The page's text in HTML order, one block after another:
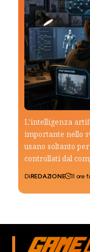
L'intelligenza
importante nello
usano soltanto
controllati dal
DiREDAZIONE 11 ore